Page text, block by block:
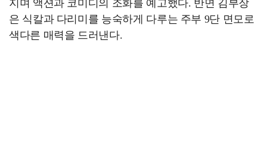
지며 액션과 코미디의 조화를 예고했다. 반면 김부장
은 식칼과 다리미를 능숙하게 다루는 주부 9단 면모로
색다른 매력을 드러낸다.